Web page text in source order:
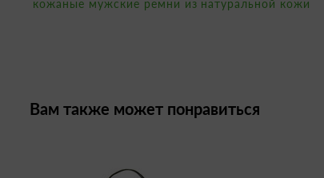
кожаные мужские ремни из натуральной кожи
Вам также может понравиться